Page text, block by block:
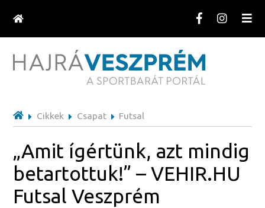
Cikkek Csapat Futsal
„Amit ígértünk, azt mindig
betartottuk!” – VEHIR.HU
Futsal Veszprém